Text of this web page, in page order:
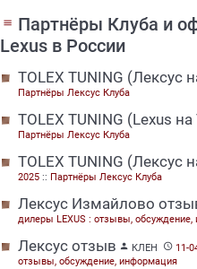
menu
Партнёры Клуба и
Lexus в России
TOLEX TUNING (Лексус
Партнёры Лексус Клуба
TOLEX TUNING (Lexus на
Партнёры Лексус Клуба
TOLEX TUNING (Лексус
2025 :: Партнёры Лексус Клуба
Лексус Измайлово
дилеры LEXUS : отзывы,
Лексус отзыв  КЛЕН  11-
отзывы, обсуждение, информация